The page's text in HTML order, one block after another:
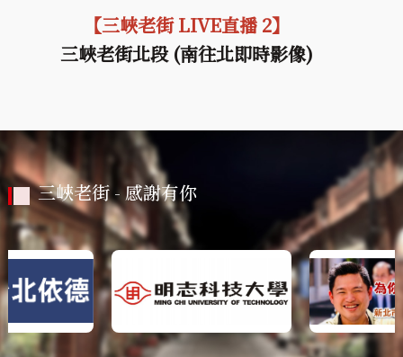
【三峽老街 LIVE直播 2】
三峽老街北段 (南往北即時影像)
三峽老街 - 感謝有你